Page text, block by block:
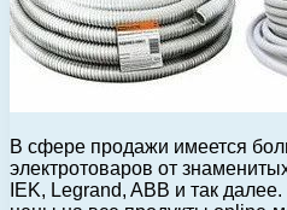
В сфере продажи имеется
электротоваров от
IEK, Legrand, ABB и так